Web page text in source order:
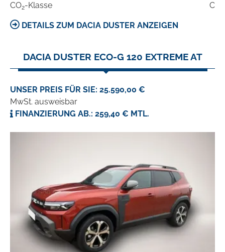
CO2-Klasse C
DETAILS ZUM DACIA DUSTER ANZEIGEN
DACIA DUSTER ECO-G 120 EXTREME AT
UNSER PREIS FÜR SIE: 25.590,00 €
MwSt. ausweisbar
FINANZIERUNG AB.: 259,40 € MTL.